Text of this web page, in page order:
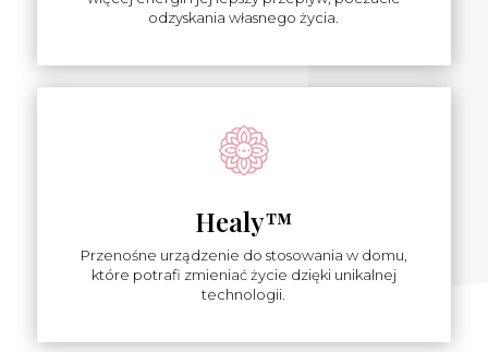
odzyskania własnego życia.
Healy™
Przenośne urządzenie do stosowania w domu,
które potrafi zmieniać życie dzięki unikalnej
technologii.